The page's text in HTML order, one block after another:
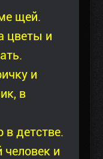
щей.
цветы и
и
в
в детстве.
человек и